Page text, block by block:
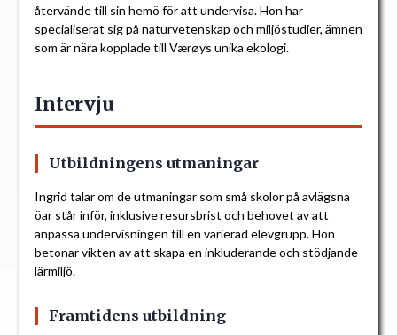
återvände till sin hemö för att undervisa. Hon har
specialiserat sig på naturvetenskap och miljöstudier, ämnen
som är nära kopplade till Værøys unika ekologi.
Intervju
Utbildningens utmaningar
Ingrid talar om de utmaningar som små skolor på avlägsna
öar står inför, inklusive resursbrist och behovet av att
anpassa undervisningen till en varierad elevgrupp. Hon
betonar vikten av att skapa en inkluderande och stödjande
lärmiljö.
Framtidens utbildning